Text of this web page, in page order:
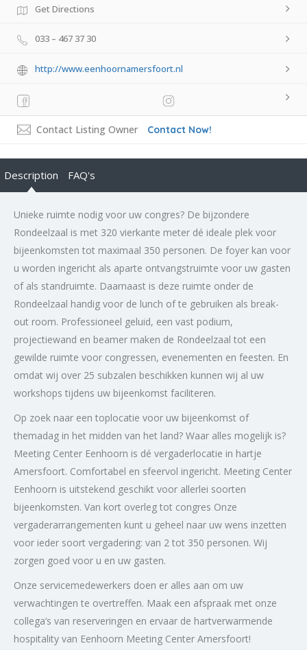
Get Directions
033 – 467 37 30
http://www.eenhoornamersfoort.nl
Contact Listing Owner Contact Now!
Description FAQ's
Unieke ruimte nodig voor uw congres? De bijzondere
Rondeelzaal is met 320 vierkante meter dé ideale plek voor
bijeenkomsten tot maximaal 350 personen. De foyer kan voor
u worden ingericht als aparte ontvangstruimte voor uw gasten
of als standruimte. Daarnaast is deze ruimte onder de
Rondeelzaal handig voor de lunch of te gebruiken als break-
out room. Professioneel geluid, een vast podium,
projectiewand en beamer maken de Rondeelzaal tot een
gewilde ruimte voor congressen, evenementen en feesten. En
omdat wij over 25 subzalen beschikken kunnen wij al uw
workshops tijdens uw bijeenkomst faciliteren.
Op zoek naar een toplocatie voor uw bijeenkomst of
themadag in het midden van het land? Waar alles mogelijk is?
Meeting Center Eenhoorn is dé vergaderlocatie in hartje
Amersfoort. Comfortabel en sfeervol ingericht. Meeting Center
Eenhoorn is uitstekend geschikt voor allerlei soorten
bijeenkomsten. Van kort overleg tot congres Onze
vergaderarrangementen kunt u geheel naar uw wens inzetten
voor ieder soort vergadering: van 2 tot 350 personen. Wij
zorgen goed voor u en uw gasten.
Onze servicemedewerkers doen er alles aan om uw
verwachtingen te overtreffen. Maak een afspraak met onze
collega’s van reserveringen en ervaar de hartverwarmende
hospitality van Eenhoorn Meeting Center Amersfoort!